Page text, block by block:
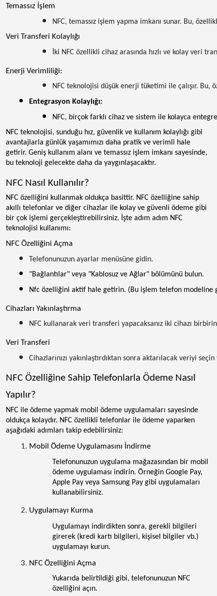
Temassız İşlem
NFC, temassız işlem yapma imkanı sunar. Bu,
Veri Transferi Kolaylığı
İki NFC özellikli cihaz arasında hızlı ve kolay veri
Enerji Verimliliği:
NFC teknolojisi düşük enerji tüketimi ile çalışır.
Entegrasyon Kolaylığı:
NFC, birçok farklı cihaz ve sistem ile kolayca
NFC teknolojisi, sunduğu hız, güvenlik ve kullanım kolaylığı gibi
avantajlarla günlük yaşamımızı daha pratik ve verimli hale
getirir. Geniş kullanım alanı ve temassız işlem imkanı sayesinde,
bu teknoloji gelecekte daha da yaygınlaşacaktır.
NFC Nasıl Kullanılır?
NFC özelliğini kullanmak oldukça basittir. NFC özelliğine sahip
akıllı telefonlar ve diğer cihazlar ile kolay ve güvenli ödeme gibi
bir çok işlemi gerçekleştirebilirsiniz. İşte adım adım NFC
teknolojisi kullanımı:
NFC Özelliğini Açma
Telefonunuzun ayarlar menüsüne gidin.
"Bağlantılar" veya "Kablosuz ve Ağlar" bölümünü bulun.
Nfc özelliğini aktif hale getirin. (Bu işlem telefon
Cihazları Yakınlaştırma
NFC kullanarak veri transferi yapacaksanız iki cihazı
Veri Transferi
Cihazlarınızı yakınlaştırdıktan sonra aktarılacak veriyi
NFC Özelliğine Sahip Telefonlarla Ödeme Nasıl
Yapılır?
NFC ile ödeme yapmak mobil ödeme uygulamaları sayesinde
oldukça kolaydır. NFC özellikli telefonlar ile ödeme yaparken
aşağıdaki adımları takip edebilirsiniz:
Mobil Ödeme Uygulamasını İndirme
Telefonunuzun uygulama mağazasından bir mobil
ödeme uygulaması indirin. Örneğin Google Pay,
Apple Pay veya Samsung Pay gibi uygulamaları
kullanabilirsiniz.
Uygulamayı Kurma
Uygulamayı indirdikten sonra, gerekli bilgileri
girerek (kredi kartı bilgileri, kişisel bilgiler vb.)
uygulamayı kurun.
NFC Özelliğini Açma
Yukarıda belirtildiği gibi, telefonunuzun NFC
özelliğini açın.